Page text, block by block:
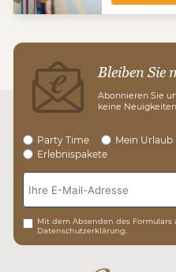
Bleiben Sie
Abonnieren Sie
keine
Party Time Mein Urlaub
Erlebnispakete
Mit dem Absenden des Formulars
Datenschutzerklärung.